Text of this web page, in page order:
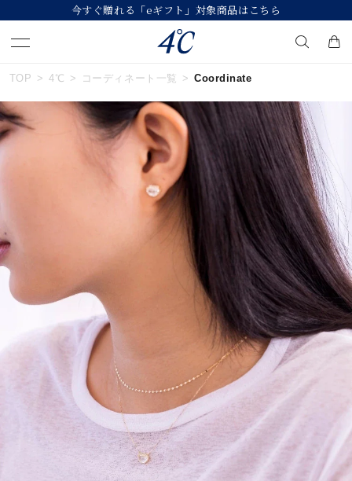
今すぐ贈れる「eギフト」対象商品はこちら
キーワードで検索する
人気検索キーワード
#eギフト #ハーフエタニティリング
#メンズ ネックレス
ブランド ４℃
カテゴリー すべてのジュエリー
カラー
TOP 4℃ コーディネート一覧 Coordinate